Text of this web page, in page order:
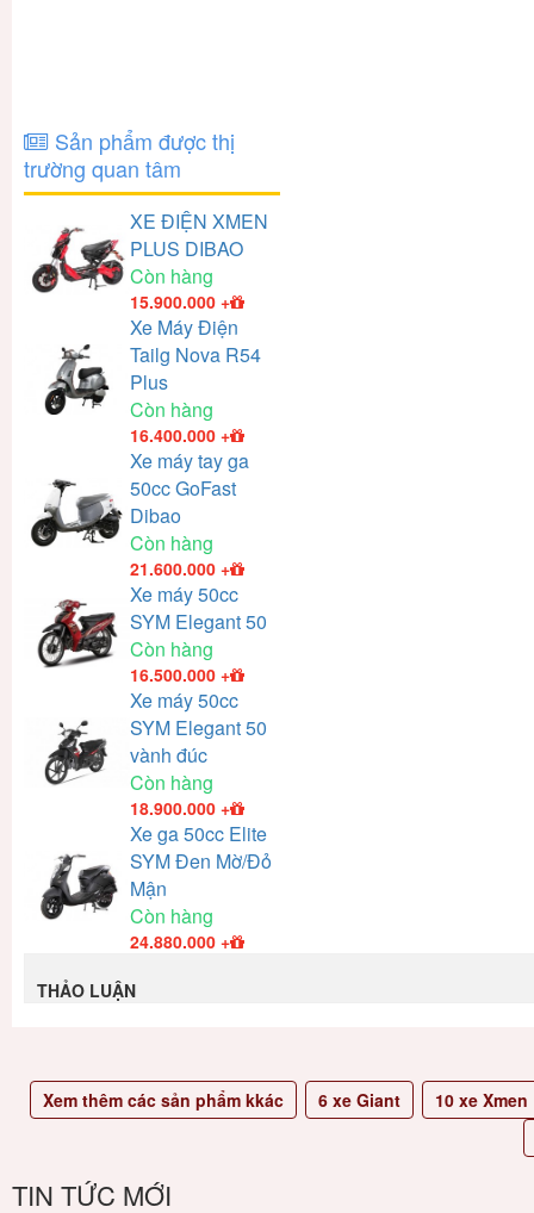
Sản phẩm được thị
trường quan tâm
XE ĐIỆN XMEN
PLUS DIBAO
Còn hàng
15.900.000 +
Xe Máy Điện
Tailg Nova R54
Plus
Còn hàng
16.400.000 +
Xe máy tay ga
50cc GoFast
Dibao
Còn hàng
21.600.000 +
Xe máy 50cc
SYM Elegant 50
Còn hàng
16.500.000 +
Xe máy 50cc
SYM Elegant 50
vành đúc
Còn hàng
18.900.000 +
Xe ga 50cc Elite
SYM Đen Mờ/Đỏ
Mận
Còn hàng
24.880.000 +
THẢO LUẬN
Xem thêm các sản phẩm kkác 6xe Giant 10xe Xmen
TIN TỨC MỚI